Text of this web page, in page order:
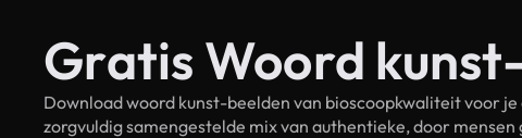
Gratis Woord
Download woord kunst-beelden van bioscoopkwaliteit voor
zorgvuldig samengestelde mix van authentieke, door